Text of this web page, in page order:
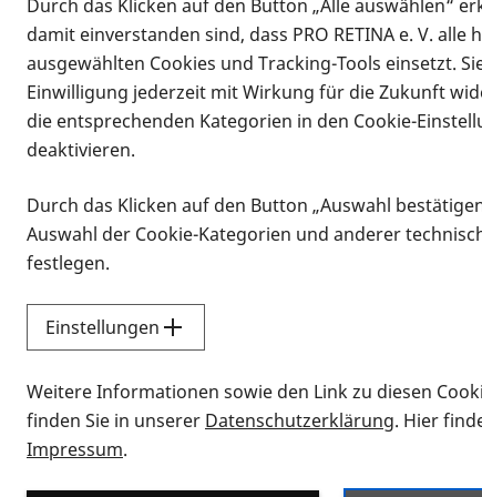
Infomaterial
Infomaterial
Vorlesen
Alle Infomaterialien
Sie möchten wissen, wie Sie nach
Durch das Klicken auf den Button „Alle auswählen“
damit einverstanden sind, dass PRO RETINA e. V. alle
ausgewählten Cookies und Tracking-Tools einsetzt.
Einwilligung jederzeit mit Wirkung für die Zukunft
die entsprechenden Kategorien in den Cookie-
deaktivieren.
Durch das Klicken auf den Button „Auswahl
Auswahl der Cookie-Kategorien und anderer
festlegen.
Einstellungen
Weitere Informationen sowie den Link zu diesen
finden Sie in unserer Datenschutzerklärung. Hier
Impressum.